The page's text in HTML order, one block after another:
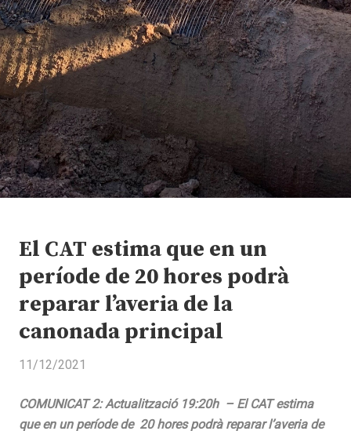
El CAT estima que en un
període de 20 hores podrà
reparar l’averia de la
canonada principal
11/12/2021
COMUNICAT 2: Actualització 19:20h – El CAT estima
que en un període de 20 hores podrà reparar l’averia de